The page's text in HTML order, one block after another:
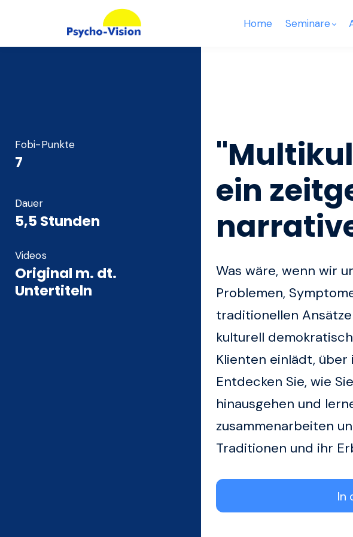
Home Seminare
Fobi-Punkte
7
Dauer
5,5 Stunden
Videos
Original m. dt.
Untertiteln
ein
Was wäre, wenn wir
Problemen,
traditionellen
kulturell
Klienten einlädt,
Entdecken Sie, wie
hinausgehen und
zusammenarbeiten
Traditionen und ihr
In